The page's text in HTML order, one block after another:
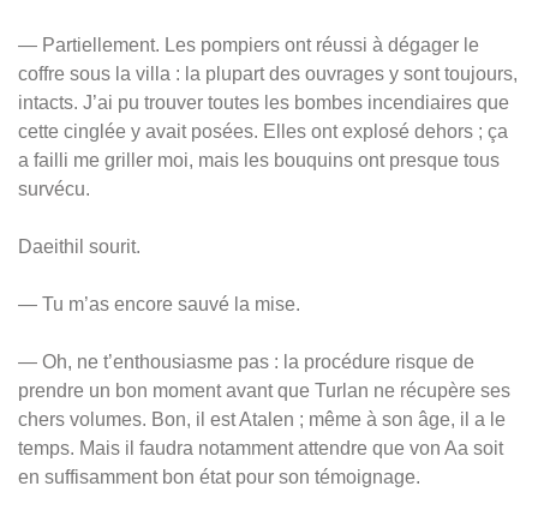
— Partiellement. Les pompiers ont réussi à dégager le
coffre sous la villa : la plupart des ouvrages y sont toujours,
intacts. J’ai pu trouver toutes les bombes incendiaires que
cette cinglée y avait posées. Elles ont explosé dehors ; ça
a failli me griller moi, mais les bouquins ont presque tous
survécu.
Daeithil sourit.
— Tu m’as encore sauvé la mise.
— Oh, ne t’enthousiasme pas : la procédure risque de
prendre un bon moment avant que Turlan ne récupère ses
chers volumes. Bon, il est Atalen ; même à son âge, il a le
temps. Mais il faudra notamment attendre que von Aa soit
en suffisamment bon état pour son témoignage.